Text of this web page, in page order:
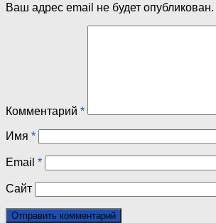
Ваш адрес email не будет опубликован.
Комментарий *
Имя *
Email *
Сайт